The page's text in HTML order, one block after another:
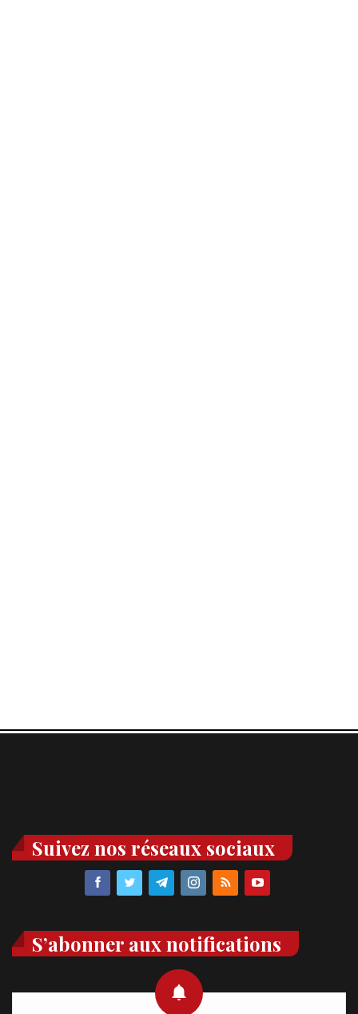
Suivez nos réseaux sociaux
S’abonner aux notifications